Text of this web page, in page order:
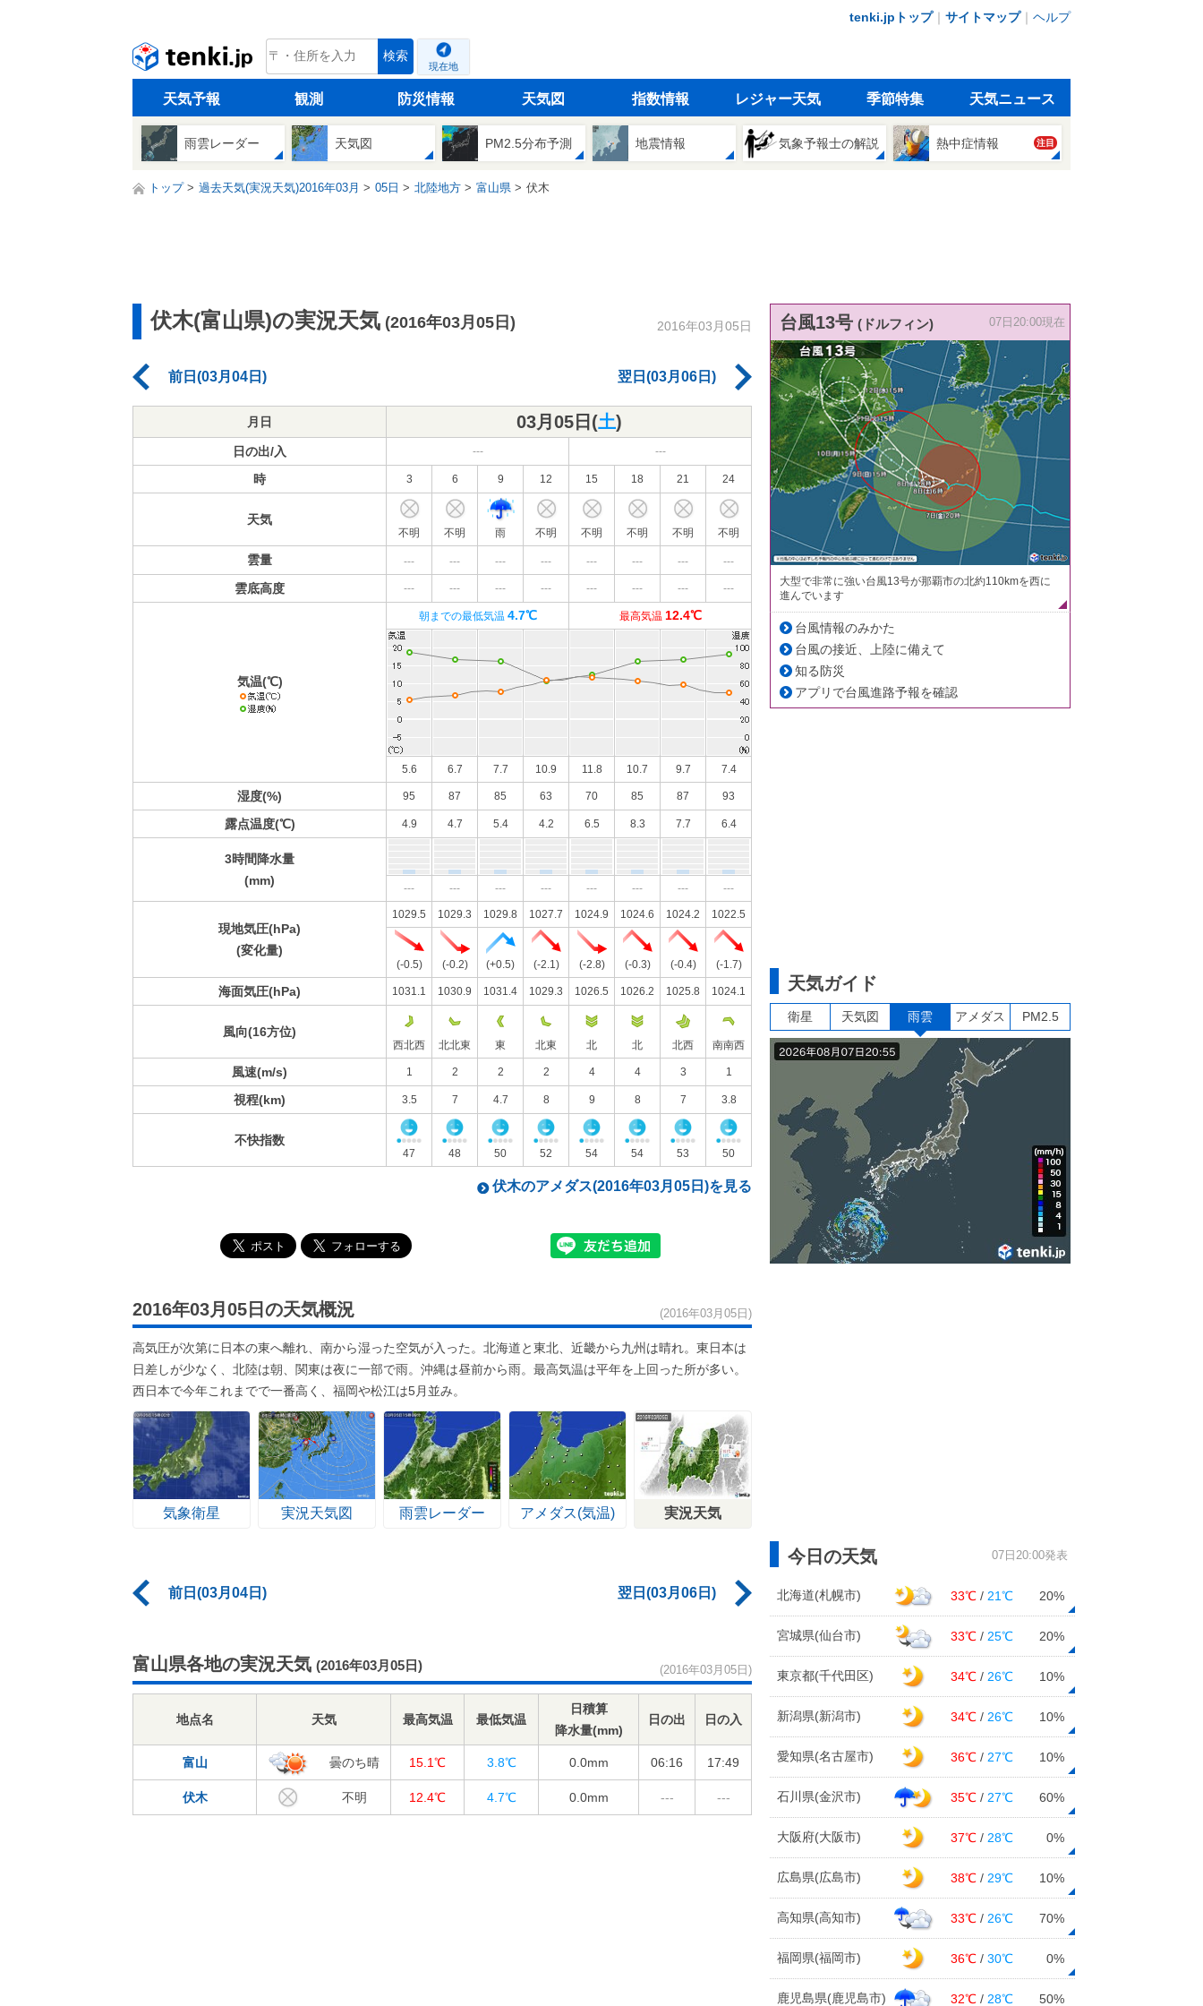
tenki.jpトップ｜ サイトマップ｜ ヘルプ
tenki.jp 検索
現在地
天気予報 観測 防災情報 天気図 指数情報 レジャー天気 季節特集 天気ニュース
雨雲レーダー 天気図 PM2.5分布予測 地震情報 気象予報士の解説 熱中症情報 注目
トップ 過去天気(実況天気)2016年03月 05日 北陸地方 富山県 伏木
伏木(富山県)の実況天気 (2016年03月05日) 2016年03月05日
前日(03月04日) 翌日(03月06日)
月日 03月05日(土)
日の出/入 --- ---
時 3 6 9 12 15 18 21 24
天気
不明 不明 雨 不明 不明 不明 不明 不明
雲量 --- --- --- --- --- --- --- ---
雲底高度 --- --- --- --- --- --- --- ---
気温(℃)
朝までの最低気温 4.7℃ 最高気温 12.4℃
5.6 6.7 7.7 10.9 11.8 10.7 9.7 7.4
湿度(%) 95 87 85 63 70 85 87 93
露点温度(℃) 4.9 4.7 5.4 4.2 6.5 8.3 7.7 6.4
3時間降水量
(mm)
--- --- --- --- --- --- --- ---
現地気圧(hPa)
(変化量)
1029.5 1029.3 1029.8 1027.7 1024.9 1024.6 1024.2 1022.5
(-0.5) (-0.2) (+0.5) (-2.1) (-2.8) (-0.3) (-0.4) (-1.7)
海面気圧(hPa) 1031.1 1030.9 1031.4 1029.3 1026.5 1026.2 1025.8 1024.1
風向(16方位)
西北西 北北東 東 北東 北 北 北西 南南西
風速(m/s) 1 2 2 2 4 4 3 1
視程(km) 3.5 7 4.7 8 9 8 7 3.8
不快指数
47 48 50 52 54 54 53 50
伏木のアメダス(2016年03月05日)を見る
2016年03月05日の天気概況 (2016年03月05日)
高気圧が次第に日本の東へ離れ、南から湿った空気が入った。北海道と東北、近畿から九州は晴れ。東日本は
日差しが少なく、北陸は朝、関東は夜に一部で雨。沖縄は昼前から雨。最高気温は平年を上回った所が多い。
西日本で今年これまでで一番高く、福岡や松江は5月並み。
気象衛星 実況天気図 雨雲レーダー アメダス(気温) 実況天気
前日(03月04日) 翌日(03月06日)
富山県各地の実況天気 (2016年03月05日) (2016年03月05日)
地点名 天気 最高気温 最低気温
日積算
降水量(mm)
日の出 日の入
富山 曇のち晴 15.1℃ 3.8℃ 0.0mm 06:16 17:49
伏木 不明 12.4℃ 4.7℃ 0.0mm --- ---
台風13号 (ドルフィン) 07日20:00現在
大型で非常に強い台風13号が那覇市の北約110kmを西に
進んでいます
台風情報のみかた
台風の接近、上陸に備えて
知る防災
アプリで台風進路予報を確認
天気ガイド
衛星 天気図 雨雲 アメダス PM2.5
今日の天気 07日20:00発表
北海道(札幌市) 33℃ / 21℃ 20%
宮城県(仙台市) 33℃ / 25℃ 20%
東京都(千代田区) 34℃ / 26℃ 10%
新潟県(新潟市) 34℃ / 26℃ 10%
愛知県(名古屋市) 36℃ / 27℃ 10%
石川県(金沢市) 35℃ / 27℃ 60%
大阪府(大阪市) 37℃ / 28℃ 0%
広島県(広島市) 38℃ / 29℃ 10%
高知県(高知市) 33℃ / 26℃ 70%
福岡県(福岡市) 36℃ /30℃ 0%
鹿児島県(鹿児島市) 32℃ / 28℃ 50%